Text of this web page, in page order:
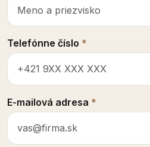
Telefónne číslo *
E-mailová adresa *